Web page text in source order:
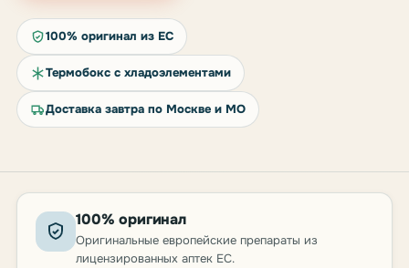
100% оригинал из ЕС
Термобокс с хладоэлементами
Доставка завтра по Москве и МО
100% оригинал
Оригинальные европейские препараты из
лицензированных аптек ЕС.